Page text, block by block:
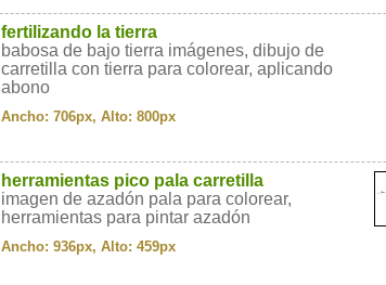
fertilizando la tierra
babosa de bajo tierra imágenes, dibujo de
carretilla con tierra para colorear, aplicando
abono
Ancho: 706px, Alto: 800px
herramientas pico pala carretilla
imagen de azadón pala para colorear,
herramientas para pintar azadón
Ancho: 936px, Alto: 459px